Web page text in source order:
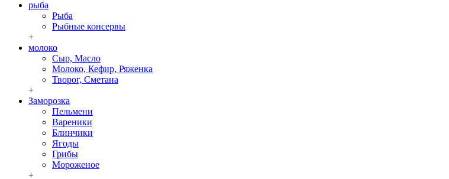
рыба
Рыба
Рыбные консервы
+
молоко
Сыр, Масло
Молоко, Кефир, Ряженка
Творог, Сметана
+
Заморозка
Пельмени
Вареники
Блинчики
Ягоды
Грибы
Мороженое
+